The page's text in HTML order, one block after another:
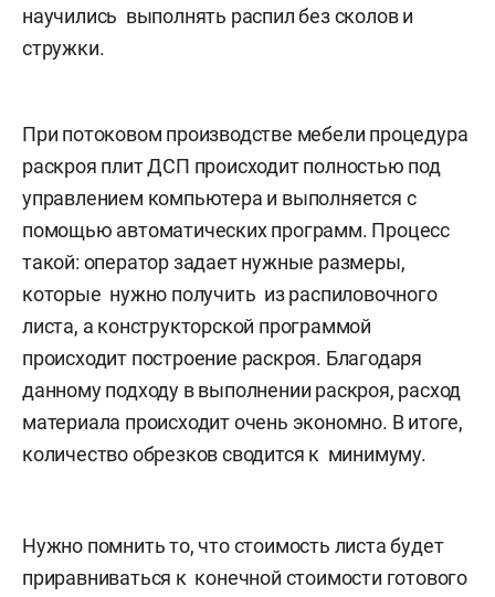
научились выполнять распил без сколов и
стружки.
При потоковом производстве мебели процедура
раскроя плит ДСП происходит полностью под
управлением компьютера и выполняется с
помощью автоматических программ. Процесс
такой: оператор задает нужные размеры,
которые нужно получить из распиловочного
листа, а конструкторской программой
происходит построение раскроя. Благодаря
данному подходу в выполнении раскроя, расход
материала происходит очень экономно. В итоге,
количество обрезков сводится к минимуму.
Нужно помнить то, что стоимость листа будет
приравниваться к конечной стоимости готового